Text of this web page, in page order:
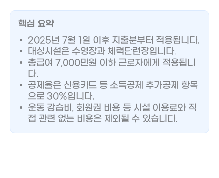
핵심 요약
2025년 7월 1일 이후 지출분부터 적용됩니다.
대상시설은 수영장과 체력단련장입니다.
총급여 7,000만원 이하 근로자에게 적용됩니
다.
공제율은 신용카드 등 소득공제 추가공제 항목
으로 30%입니다.
운동 강습비, 회원권 비용 등 시설 이용료와 직
접 관련 없는 비용은 제외될 수 있습니다.